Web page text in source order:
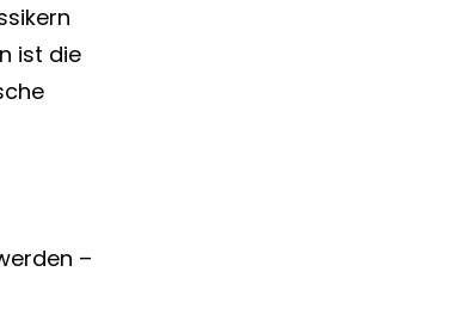
ist die
–